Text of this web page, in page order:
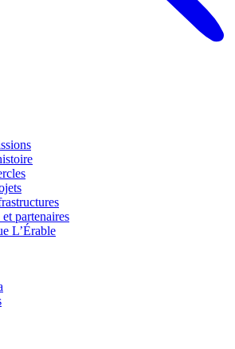
partenaires
L’Érable